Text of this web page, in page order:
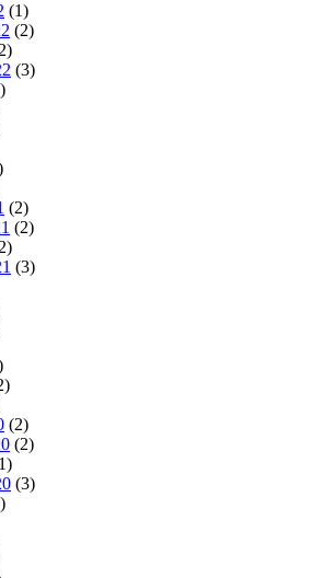
(1)
(2)
(3)
(2)
(2)
(3)
(2)
(2)
(3)